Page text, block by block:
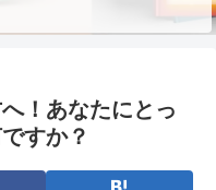
！あなたにとっ
すか？